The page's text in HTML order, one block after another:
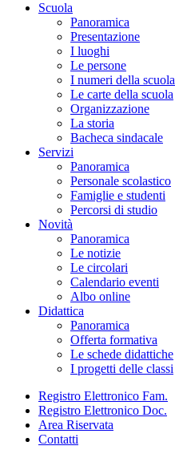
Scuola
Panoramica
Presentazione
I luoghi
Le persone
I numeri della scuola
Le carte della scuola
Organizzazione
La storia
Bacheca sindacale
Servizi
Panoramica
Personale scolastico
Famiglie e studenti
Percorsi di studio
Novità
Panoramica
Le notizie
Le circolari
Calendario eventi
Albo online
Didattica
Panoramica
Offerta formativa
Le schede didattiche
I progetti delle classi
Registro Elettronico Fam.
Registro Elettronico Doc.
Area Riservata
Contatti